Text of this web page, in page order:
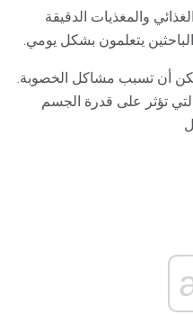
والمغذيات الدقيقة
يتعلمون بشكل يومي.
أن تسبب مشاكل الخصوبة.
تؤثر على قدرة الجسم